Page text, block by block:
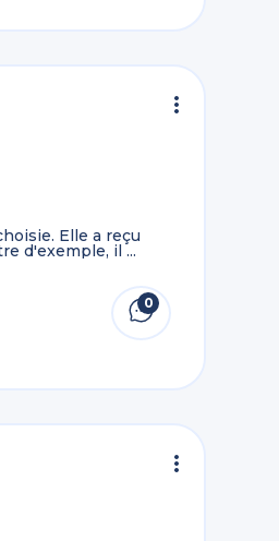
Elle a reçu
d'exemple, il ...
0